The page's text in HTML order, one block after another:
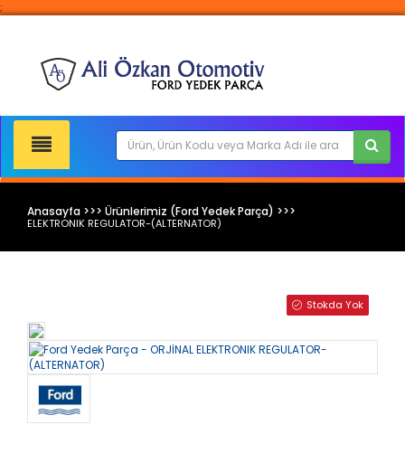
;
Anasayfa >>> Ürünlerimiz (Ford Yedek Parça) >>>
ELEKTRONIK REGULATOR-(ALTERNATOR)
Stokda Yok